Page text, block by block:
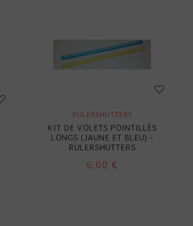
RULERSHUTTERS
KIT DE VOLETS POINTILLÉS
LONGS (JAUNE ET BLEU) -
RULERSHUTTERS
6,00 €